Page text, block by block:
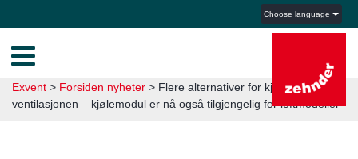
Choose language
Exvent > Forsiden nyheter > Flere alternativer for kjøling med
ventilasjonen – kjølemodul er nå også tilgjengelig for loftmodeller